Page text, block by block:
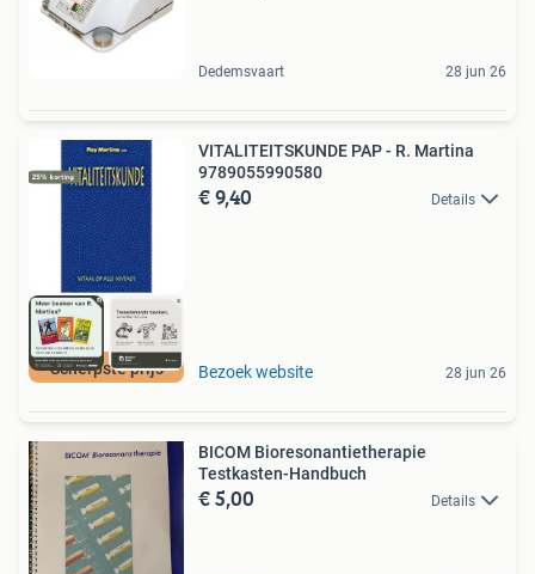
Dedemsvaart 28 jun 26
Scherpste prijs
VITALITEITSKUNDE PAP - R. Martina
9789055990580
€ 9,40 Details
Bezoek website 28 jun 26
BICOM Bioresonantietherapie
Testkasten-Handbuch
€ 5,00 Details